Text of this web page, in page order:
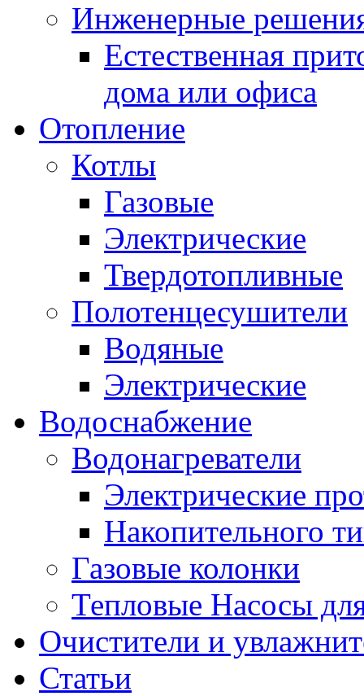
Инженерные
Естественная
дома или офиса
Отопление
Котлы
Газовые
Электрические
Твердотопливные
Полотенцесушители
Водяные
Электрические
Водоснабжение
Водонагреватели
Электрические
Накопительного
Газовые колонки
Тепловые Насосы
Очистители и
Статьи